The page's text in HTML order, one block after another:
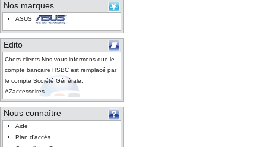
Nos marques
ASUS
Edito
Chers clients Nos vous informons que le
compte bancaire HSBC est remplacé par
le compte Scoiété Générale.
AZaccessoires
Nous connaître
Aide
Plan d'accès